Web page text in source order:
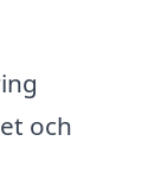
och